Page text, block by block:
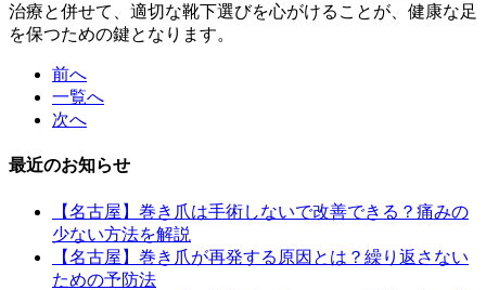
治療と併せて、適切な靴下選びを心がけることが、健康な足
を保つための鍵となります。
前へ
一覧へ
次へ
最近のお知らせ
【名古屋】巻き爪は手術しないで改善できる？痛みの
少ない方法を解説
【名古屋】巻き爪が再発する原因とは？繰り返さない
ための予防法